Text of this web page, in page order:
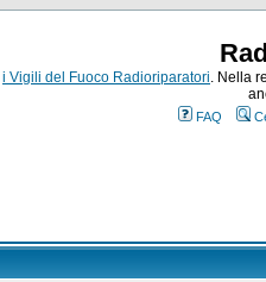
i Vigili del Fuoco Radioriparatori. Nella
FAQ